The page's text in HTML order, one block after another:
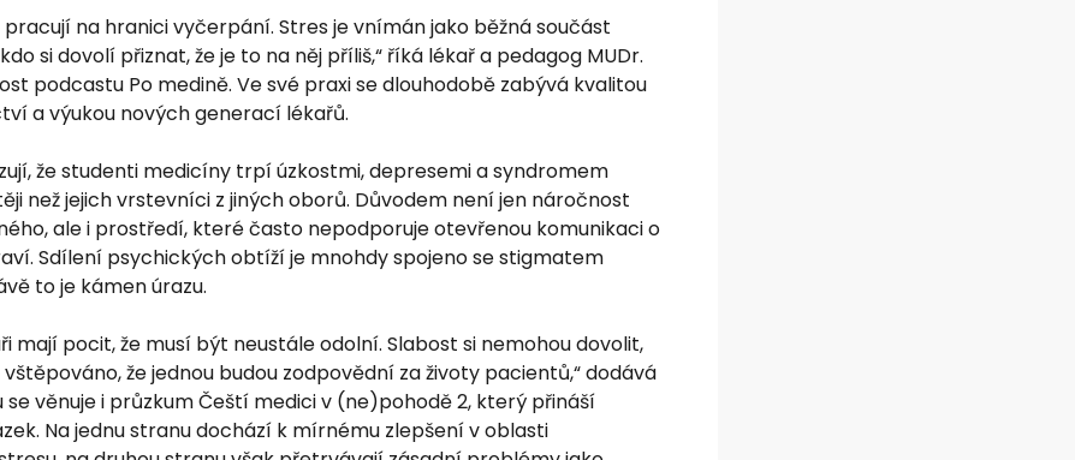
pracují na hranici vyčerpání. Stres je vnímán jako běžná součást
si dovolí přiznat, že je to na něj příliš,“ říká lékař a pedagog MUDr.
podcastu Po medině. Ve své praxi se dlouhodobě zabývá kvalitou
a výukou nových generací lékařů.
že studenti medicíny trpí úzkostmi, depresemi a syndromem
než jejich vrstevníci z jiných oborů. Důvodem není jen náročnost
ale i prostředí, které často nepodporuje otevřenou komunikaci o
Sdílení psychických obtíží je mnohdy spojeno se stigmatem
to je kámen úrazu.
mají pocit, že musí být neustále odolní. Slabost si nemohou dovolit,
že jednou budou zodpovědní za životy pacientů,“ dodává
se věnuje i průzkum Čeští medici v (ne)pohodě 2, který přináší
Na jednu stranu dochází k mírnému zlepšení v oblasti